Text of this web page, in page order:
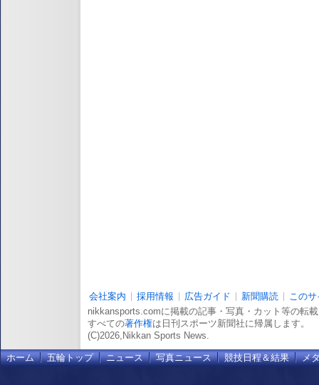
会社案内 採用情報 広告ガイド 新聞購読
この
nikkansports.comに掲載の記事・写真・カット等の転
すべての著作権は日刊スポーツ新聞社に帰属します。
(C)2026,Nikkan Sports News.
ホーム 五輪トップ ニュース 写真ニュース 競技日程＆結果 メ